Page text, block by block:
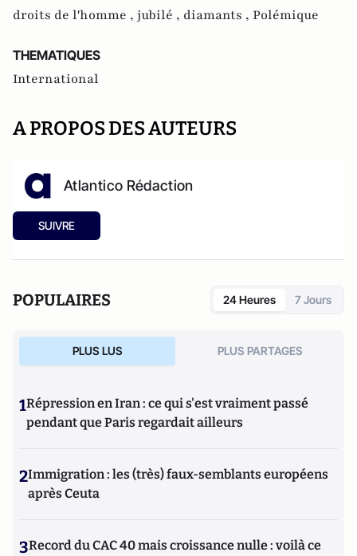
droits de l'homme , jubilé , diamants , Polémique
THEMATIQUES
International
A PROPOS DES AUTEURS
Atlantico Rédaction
SUIVRE
POPULAIRES 24 Heures 7 Jours
PLUS LUS PLUS PARTAGES
1Répression en Iran : ce qui s'est vraiment passé
pendant que Paris regardait ailleurs
2Immigration : les (très) faux-semblants européens
après Ceuta
3Record du CAC 40 mais croissance nulle : voilà ce